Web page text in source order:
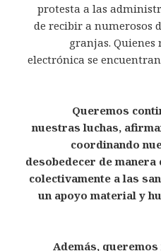
protesta a las
de recibir a numerosos
granjas.
electrónica se
Queremos
nuestras luchas,
coordinando
desobedecer de
colectivamente a las
un apoyo material y
Además,